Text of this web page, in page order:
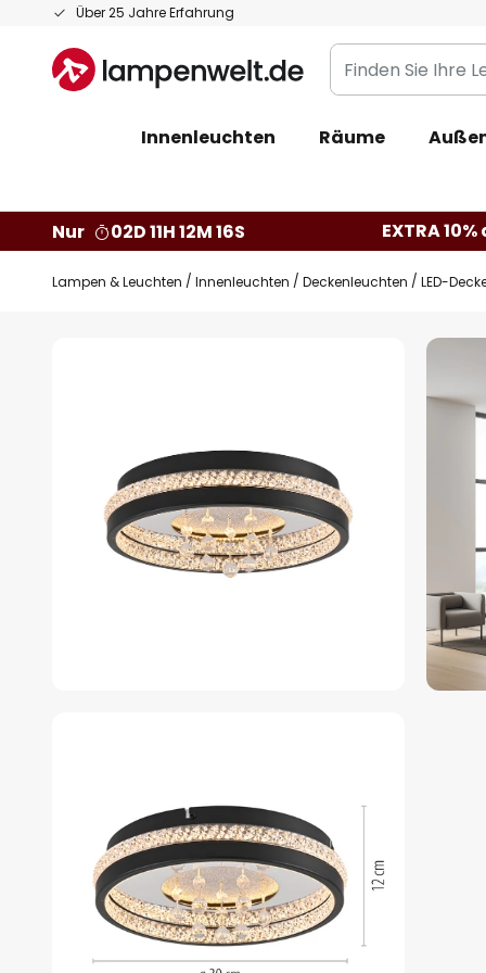
Über 25 Jahre Erfahrung
Zum
springen
Finden
Sie
Leuchte...
Innenleuchten Räume
Nur
02D 11H 12M 15S EXTRA
Lampen & Leuchten Innenleuchten Deckenleuchten LED-